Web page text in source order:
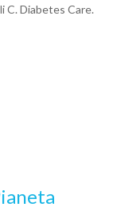
C. Diabetes Care.